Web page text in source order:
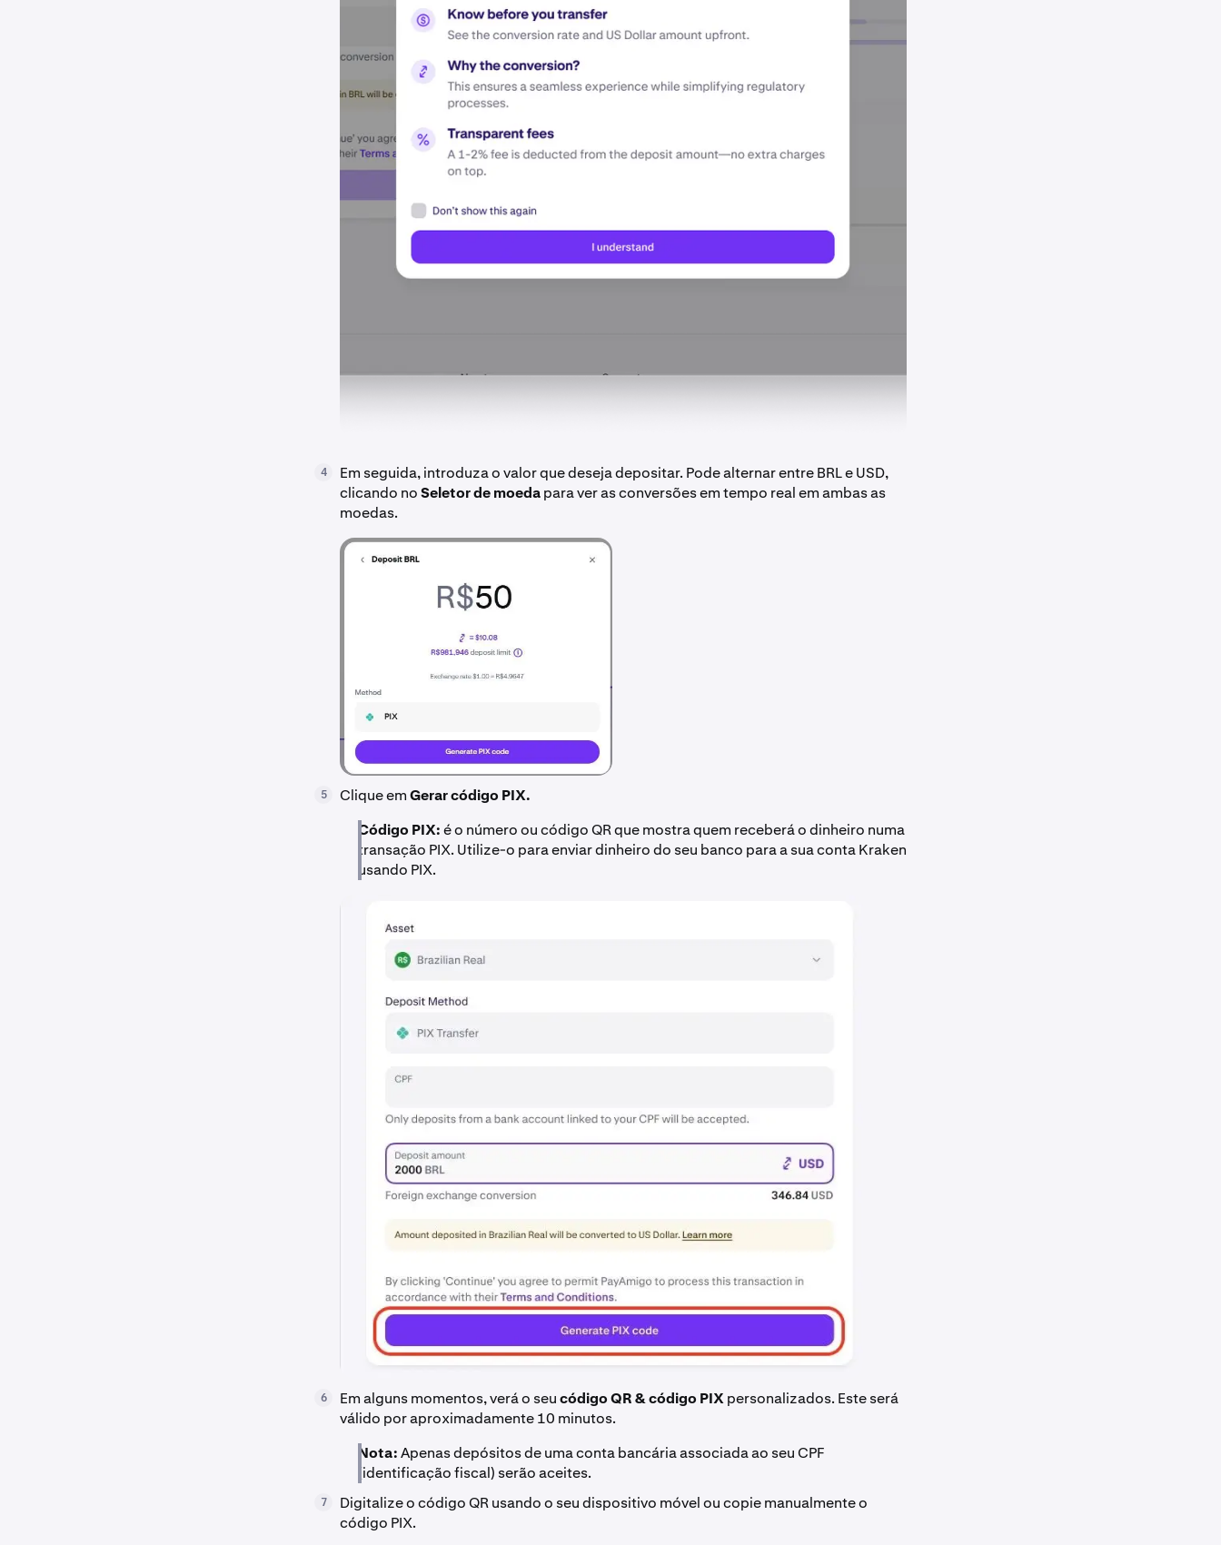
4
Em seguida, introduza o valor que deseja depositar. Pode alternar entre BRL e USD,
clicando noSeletor de moedapara ver as conversões em tempo real em ambas as
moedas.
5 Clique emGerar código PIX.
Código PIX:é o número ou código QR que mostra quem receberá o dinheiro numa
transação PIX. Utilize-o para enviar dinheiro do seu banco para a sua conta Kraken
usando PIX.
6 Em alguns momentos, verá o seucódigo QR & código PIXpersonalizados. Este será
válido por aproximadamente 10 minutos.
Nota:Apenas depósitos de uma conta bancária associada ao seu CPF
(identificação fiscal) serão aceites.
7
Digitalize o código QR usando o seu dispositivo móvel ou copie manualmente o
código PIX.